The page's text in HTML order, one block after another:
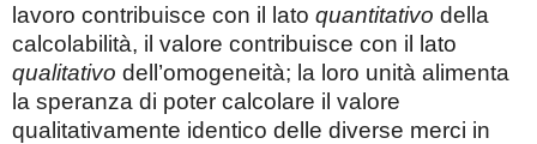
lavoro contribuisce con il lato quantitativo della
calcolabilità, il valore contribuisce con il lato
qualitativo dell’omogeneità; la loro unità alimenta
la speranza di poter calcolare il valore
qualitativamente identico delle diverse merci in